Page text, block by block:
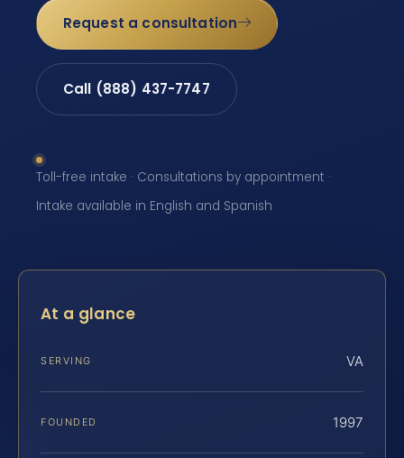
Request a consultation
Call (888) 437-7747
Toll-free intake · Consultations by appointment ·
Intake available in English and Spanish
At a glance
SERVING VA
FOUNDED 1997